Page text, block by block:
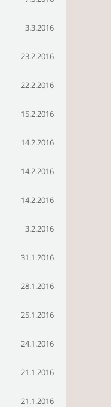
3.3.2016
23.2.2016
22.2.2016
15.2.2016
14.2.2016
14.2.2016
14.2.2016
3.2.2016
31.1.2016
28.1.2016
25.1.2016
24.1.2016
21.1.2016
21.1.2016